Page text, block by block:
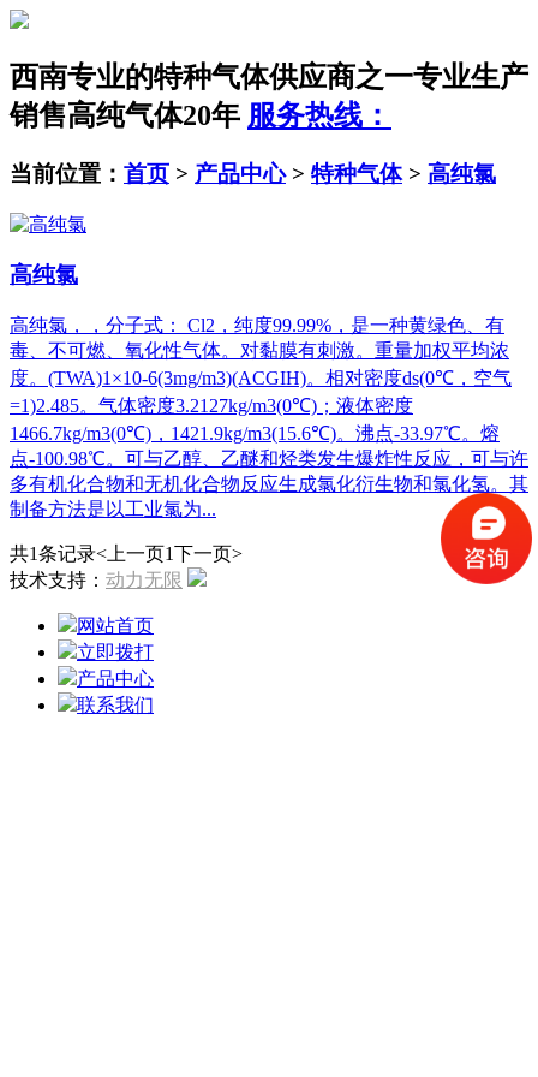
西南专业的特种气体供应商之一专业生产
销售高纯气体20年 服务热线：
当前位置： 首页 > 产品中心> 特种气体> 高纯氯
高纯氯
高纯氯，，分子式： Cl2，纯度99.99%，是一种黄绿色、有
毒、不可燃、氧化性气体。对黏膜有刺激。重量加权平均浓
度。(TWA)1×10-6(3mg/m3)(ACGIH)。相对密度ds(0℃，空气
=1)2.485。气体密度3.2127kg/m3(0℃)；液体密度
1466.7kg/m3(0℃)，1421.9kg/m3(15.6℃)。沸点-33.97℃。熔
点-100.98℃。可与乙醇、乙醚和烃类发生爆炸性反应，可与许
多有机化合物和无机化合物反应生成氯化衍生物和氯化氢。其
制备方法是以工业氯为...
共1条记录<上一页1下一页>
技术支持： 动力无限
网站首页
立即拨打
产品中心
联系我们